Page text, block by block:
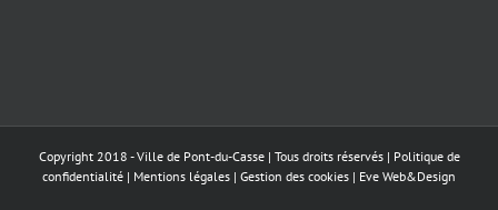
Copyright 2018 - Ville de Pont-du-Casse | Tous droits réservés | Politique de
confidentialité | Mentions légales | Gestion des cookies | Eve Web&Design